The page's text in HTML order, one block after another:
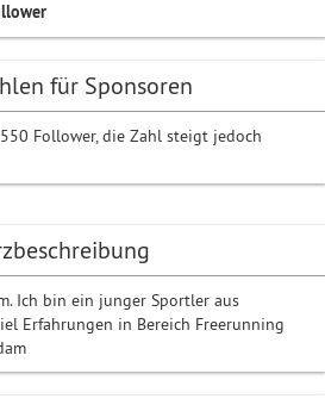
Ich bin ein junger Sportler aus
Erfahrungen in Bereich Freerunning
für Sponsoren
Follower, die Zahl steigt jedoch